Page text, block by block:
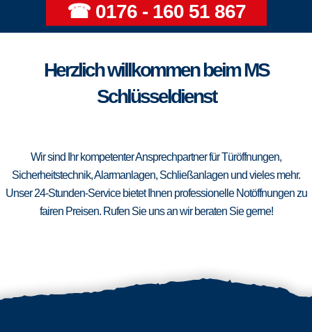
☎ 0176 - 160 51 867
Herzlich willkommen beim MS
Schlüsseldienst
Wir sind Ihr kompetenter Ansprechpartner für Türöffnungen,
Sicherheitstechnik, Alarmanlagen, Schließanlagen und vieles mehr.
Unser 24-Stunden-Service bietet Ihnen professionelle Notöffnungen zu
fairen Preisen. Rufen Sie uns an wir beraten Sie gerne!